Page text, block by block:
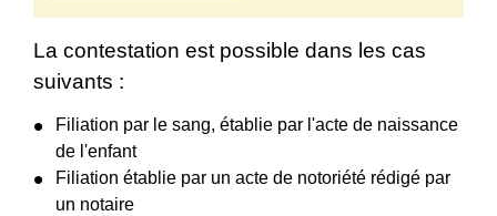
La contestation est possible dans les cas
suivants :
Filiation par le sang, établie par l'acte de naissance
de l'enfant
Filiation établie par un acte de notoriété rédigé par
un notaire